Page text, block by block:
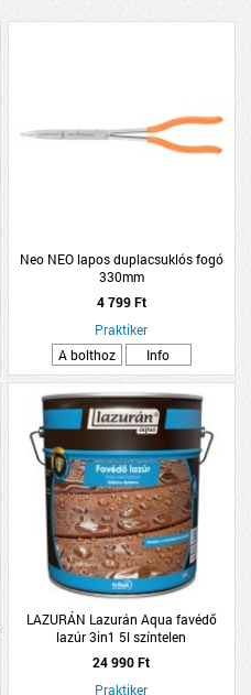
Neo NEO lapos duplacsuklós fogó
330mm
4 799 Ft
Praktiker
A bolthoz
Info
LAZURÁN Lazurán Aqua favédő
lazúr 3in1 5l színtelen
24 990 Ft
Praktiker